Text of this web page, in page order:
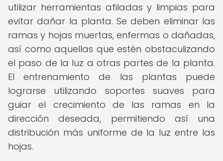
utilizar herramientas afiladas y limpias para
evitar dañar la planta. Se deben eliminar las
ramas y hojas muertas, enfermas o dañadas,
así como aquellas que estén obstaculizando
el paso de la luz a otras partes de la planta.
El entrenamiento de las plantas puede
lograrse utilizando soportes suaves para
guiar el crecimiento de las ramas en la
dirección deseada, permitiendo así una
distribución más uniforme de la luz entre las
hojas.